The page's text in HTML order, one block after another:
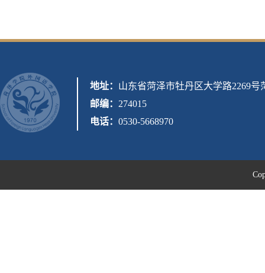
地址： 山东省菏泽市牡丹区大学路2269
邮编： 274015
电话： 0530-5668970